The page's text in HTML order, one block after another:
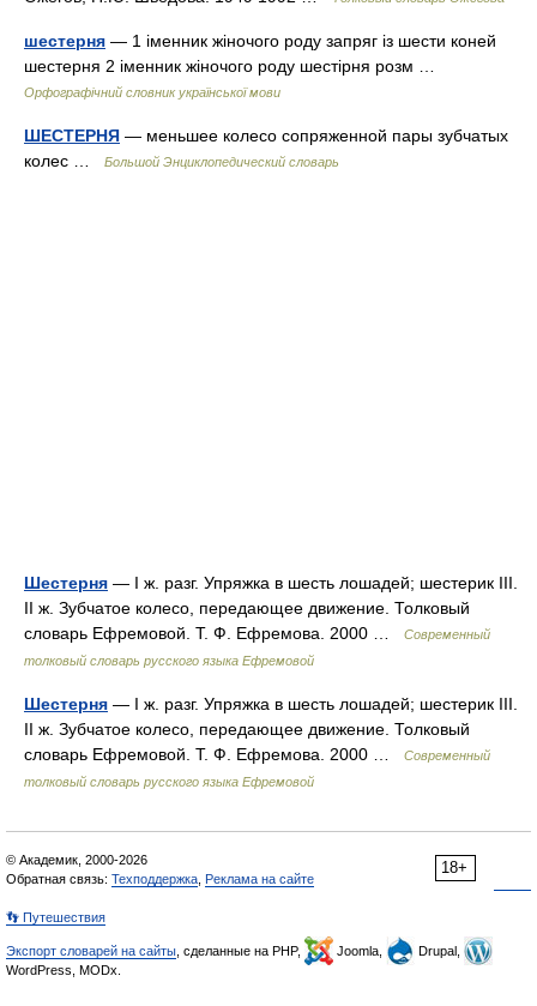
шестерня — 1 іменник жіночого роду запряг із шести коней
шестерня 2 іменник жіночого роду шестірня розм …
Орфографічний словник української мови
ШЕСТЕРНЯ — меньшее колесо сопряженной пары зубчатых
колес …
Большой Энциклопедический словарь
Шестерня — I ж. разг. Упряжка в шесть лошадей; шестерик III.
II ж. Зубчатое колесо, передающее движение. Толковый
словарь Ефремовой. Т. Ф. Ефремова. 2000 …
Современный
толковый словарь русского языка Ефремовой
Шестерня — I ж. разг. Упряжка в шесть лошадей; шестерик III.
II ж. Зубчатое колесо, передающее движение. Толковый
словарь Ефремовой. Т. Ф. Ефремова. 2000 …
Современный
толковый словарь русского языка Ефремовой
18+
© Академик, 2000-2026
Обратная связь: Техподдержка Реклама на сайте
👣 Путешествия
Экспорт словарей на сайты , сделанные на PHP, Joomla,
Drupal,
WordPress, MODx.